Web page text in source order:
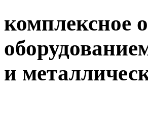
комплексное
и